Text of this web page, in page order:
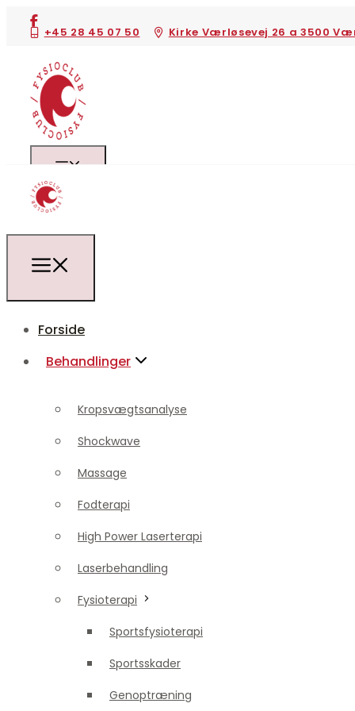
+45 28 45 07 50 Kirke Værløsevej 26 a 3500
Forside
Behandlinger
Shockwave
Massage
Fodterapi
High Power Laserterapi
Laserbehandling
Fysioterapi
Sportsfysioterapi
Sportsskader
Genoptræning
Smertebehandling
Ondt i ryggen
Forside
Behandlinger
Kropsvægtsanalyse
Shockwave
Massage
Fodterapi
High Power Laserterapi
Laserbehandling
Fysioterapi
Sportsfysioterapi
Sportsskader
Genoptræning